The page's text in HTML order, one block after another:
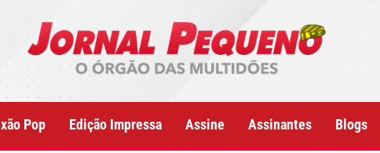
Pop Edição Impressa Assine Assinantes Blogs